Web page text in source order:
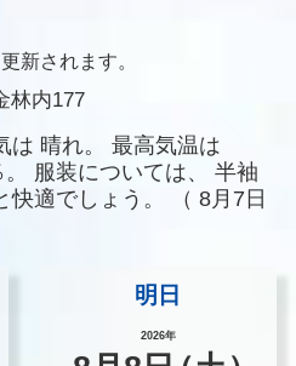
新されます。
林内177
は 晴れ。
最高気温は
服装については、
半袖
快適でしょう。
（ 8月7日
明日
2026年